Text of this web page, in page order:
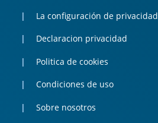
La configuración de privacidad
Declaracion privacidad
Politica de cookies
Condiciones de uso
Sobre nosotros